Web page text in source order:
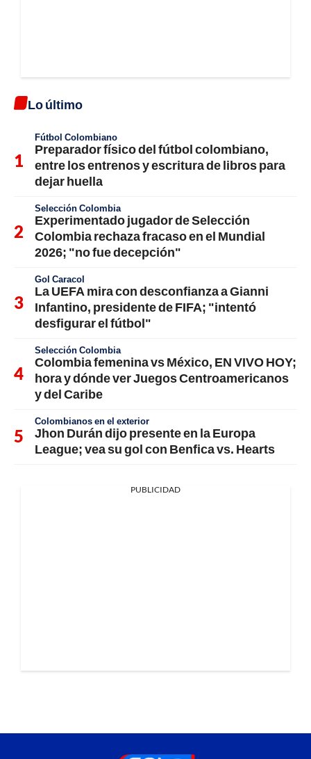
Lo último
Fútbol Colombiano
Preparador físico del fútbol colombiano,
entre los entrenos y escritura de libros para
dejar huella
Selección Colombia
Experimentado jugador de Selección
Colombia rechaza fracaso en el Mundial
2026; "no fue decepción"
Gol Caracol
La UEFA mira con desconfianza a Gianni
Infantino, presidente de FIFA; "intentó
desfigurar el fútbol"
Selección Colombia
Colombia femenina vs México, EN VIVO HOY;
hora y dónde ver Juegos Centroamericanos
y del Caribe
Colombianos en el exterior
Jhon Durán dijo presente en la Europa
League; vea su gol con Benfica vs. Hearts
PUBLICIDAD